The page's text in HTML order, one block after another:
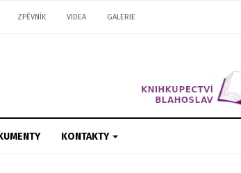
ZPĚVNÍK VIDEA GALERIE
KONTAKTY